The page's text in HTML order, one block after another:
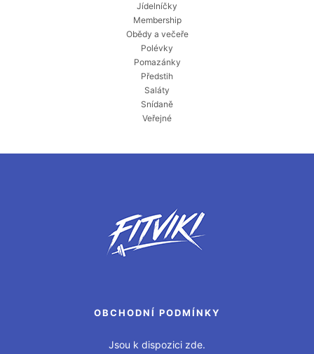
Jídelníčky
Membership
Obědy a večeře
Polévky
Pomazánky
Předstih
Saláty
Snídaně
Veřejné
OBCHODNÍ PODMÍNKY
Jsou k dispozici zde.